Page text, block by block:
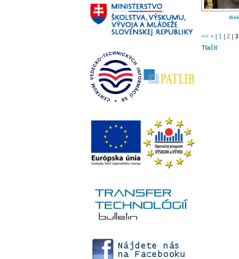
<< < 1 2 3
Tlačiť